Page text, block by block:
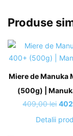
Produse
Miere de Manuka
(500g) |
409,00lei
inițial
Detalii